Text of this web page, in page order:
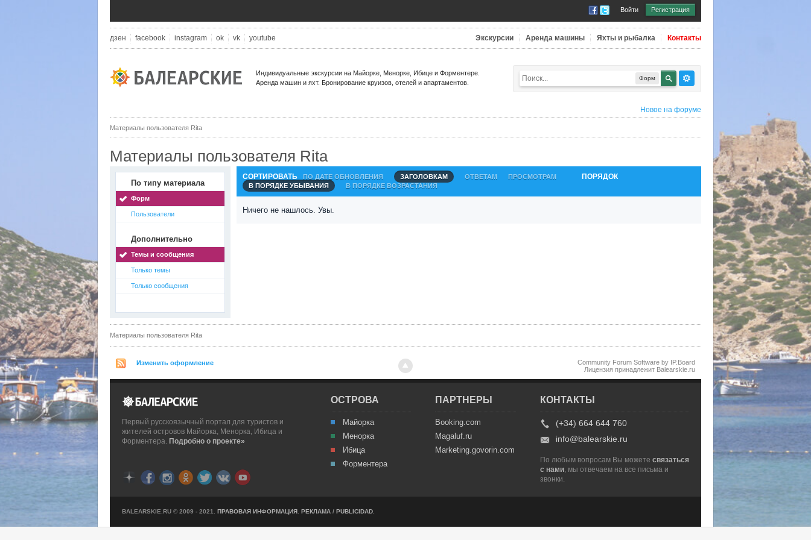
Войти Регистрация
дзен facebook instagram ok vk youtube Экскурсии Аренда машины Яхты и рыбалка Контакты
Индивидуальные экскурсии на Майорке, Менорке, Ибице и Форментере.
Аренда машин и яхт. Бронирование круизов, отелей и апартаментов.
Форм
Новое на форуме
Материалы пользователя Rita
Материалы пользователя Rita
По типу материала
Форм
Пользователи
Дополнительно
Темы и сообщения
Только темы
Только сообщения
СОРТИРОВАТЬ ПО ДАТЕ ОБНОВЛЕНИЯ ЗАГОЛОВКАМ ОТВЕТАМ ПРОСМОТРАМ ПОРЯДОК
В ПОРЯДКЕ УБЫВАНИЯ В ПОРЯДКЕ ВОЗРАСТАНИЯ
Ничего не нашлось. Увы.
Материалы пользователя Rita
Изменить оформление
Community Forum Software by IP.Board
Лицензия принадлежит Balearskie.ru
Первый русскоязычный портал для туристов и
жителей островов Майорка, Менорка, Ибица и
Форментера. Подробно о проекте»
ОСТРОВА
Майорка
Менорка
Ибица
Форментера
ПАРТНЕРЫ
Booking.com
Magaluf.ru
Marketing.govorin.com
КОНТАКТЫ
(+34) 664 644 760
info@balearskie.ru
По любым вопросам Вы можете связаться
с нами , мы отвечаем на все письма и
звонки.
BALEARSKIE.RU © 2009 - 2021. ПРАВОВАЯ ИНФОРМАЦИЯ РЕКЛАМА / PUBLICIDAD